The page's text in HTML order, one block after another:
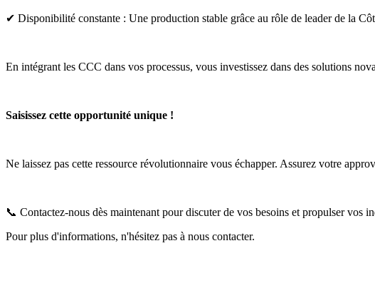
✔ Disponibilité constante : Une production stable grâce au rôle de leader de la
En intégrant les CCC dans vos processus, vous investissez dans des solutions
Saisissez cette opportunité unique !
Ne laissez pas cette ressource révolutionnaire vous échapper. Assurez votre
📞 Contactez-nous dès maintenant pour discuter de vos besoins et propulser vos
Pour plus d'informations, n'hésitez pas à nous contacter.